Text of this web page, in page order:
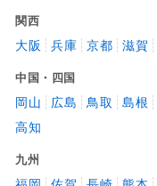
関西
大阪 兵庫 京都 滋賀
中国・四国
岡山 広島 鳥取 島根
高知
九州